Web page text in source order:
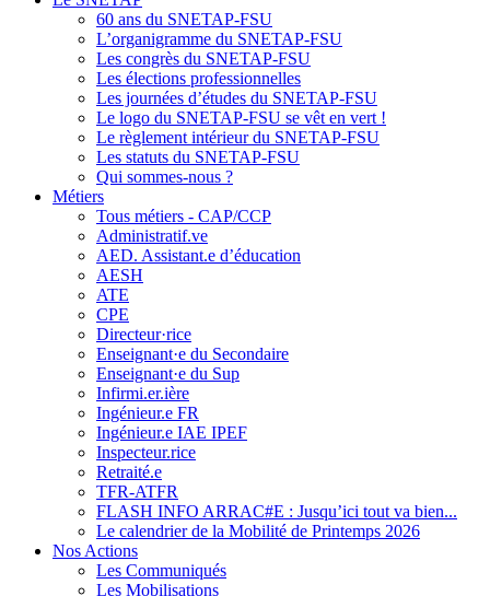
60 ans du SNETAP-FSU
L’organigramme du SNETAP-FSU
Les congrès du SNETAP-FSU
Les élections professionnelles
Les journées d’études du SNETAP-FSU
Le logo du SNETAP-FSU se vêt en vert !
Le règlement intérieur du SNETAP-FSU
Les statuts du SNETAP-FSU
Qui sommes-nous ?
Métiers
Tous métiers - CAP/CCP
Administratif.ve
AED. Assistant.e d’éducation
AESH
ATE
CPE
Directeur·rice
Enseignant·e du Secondaire
Enseignant·e du Sup
Infirmi.er.ière
Ingénieur.e FR
Ingénieur.e IAE IPEF
Inspecteur.rice
Retraité.e
TFR-ATFR
FLASH INFO ARRAC#E : Jusqu’ici tout va bien...
Le calendrier de la Mobilité de Printemps 2026
Nos Actions
Les Communiqués
Les Mobilisations